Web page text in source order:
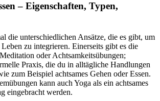
– Eigenschaften, Typen,
die unterschiedlichen Ansätze, die es gibt, um
zu integrieren. Einerseits gibt es die
oder Achtsamkeitsübungen;
Praxis, die du in alltägliche Handlungen
zum Beispiel achtsames Gehen oder Essen.
kann auch Yoga als ein achtsames
eingebracht werden.